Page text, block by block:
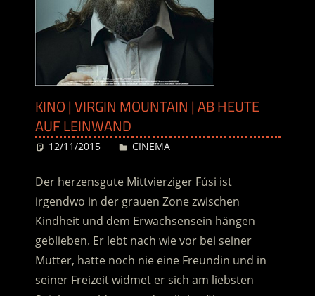
KINO | VIRGIN MOUNTAIN | AB HEUTE
AUF LEINWAND
12/11/2015 Desiree
CINEMA
Der herzensgute Mittvierziger Fúsi ist
irgendwo in der grauen Zone zwischen
Kindheit und dem Erwachsensein hängen
geblieben. Er lebt nach wie vor bei seiner
Mutter, hatte noch nie eine Freundin und in
seiner Freizeit widmet er sich am liebsten